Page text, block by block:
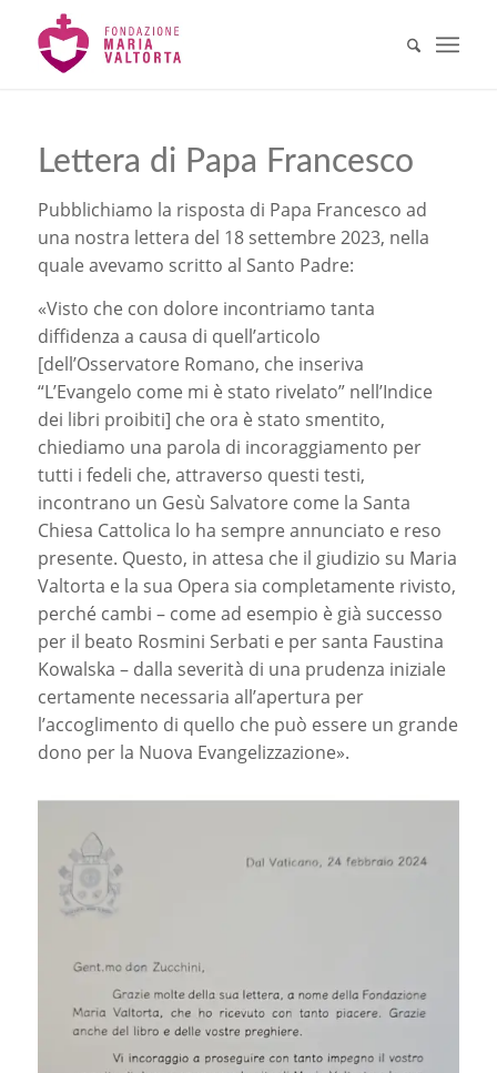
Lettera di Papa Francesco
Pubblichiamo la risposta di Papa Francesco ad
una nostra lettera del 18 settembre 2023, nella
quale avevamo scritto al Santo Padre:
«Visto che con dolore incontriamo tanta
diffidenza a causa di quell’articolo
[dell’Osservatore Romano, che inseriva
“L’Evangelo come mi è stato rivelato” nell’Indice
dei libri proibiti] che ora è stato smentito,
chiediamo una parola di incoraggiamento per
tutti i fedeli che, attraverso questi testi,
incontrano un Gesù Salvatore come la Santa
Chiesa Cattolica lo ha sempre annunciato e reso
presente. Questo, in attesa che il giudizio su Maria
Valtorta e la sua Opera sia completamente rivisto,
perché cambi – come ad esempio è già successo
per il beato Rosmini Serbati e per santa Faustina
Kowalska – dalla severità di una prudenza iniziale
certamente necessaria all’apertura per
l’accoglimento di quello che può essere un grande
dono per la Nuova Evangelizzazione».